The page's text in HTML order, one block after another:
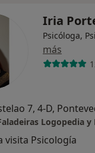
Iria
Psicóloga,
más
7, 4-D,
Logopedia y
visita Psicología